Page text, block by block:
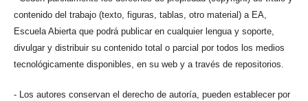
contenido del trabajo (texto, figuras, tablas, otro material) a EA,
Escuela Abierta que podrá publicar en cualquier lengua y soporte,
divulgar y distribuir su contenido total o parcial por todos los medios
tecnológicamente disponibles, en su web y a través de repositorios.
- Los autores conservan el derecho de autoría, pueden establecer por